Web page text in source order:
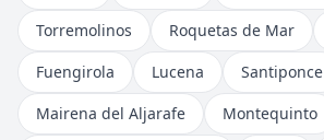
Torremolinos
Roquetas de Mar
Fuengirola
Lucena
Santiponce
Mairena del Aljarafe
Montequinto